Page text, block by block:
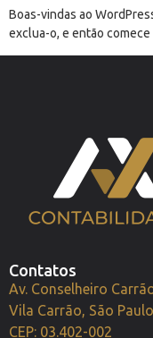
Boas-vindas ao
exclua-o, e então comece
Contatos
Av. Conselheiro
Vila Carrão, São
CEP: 03.402-002